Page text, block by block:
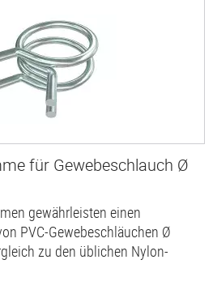
für Gewebeschlauch Ø
gewährleisten einen
PVC-Gewebeschläuchen Ø
zu den üblichen Nylon-